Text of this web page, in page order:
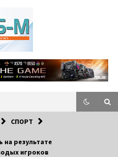
BUSINESS-M
—
Информацио
нно-деловой
Эстонии и зарубежных стран.
СПОРТ
на результате
игроков